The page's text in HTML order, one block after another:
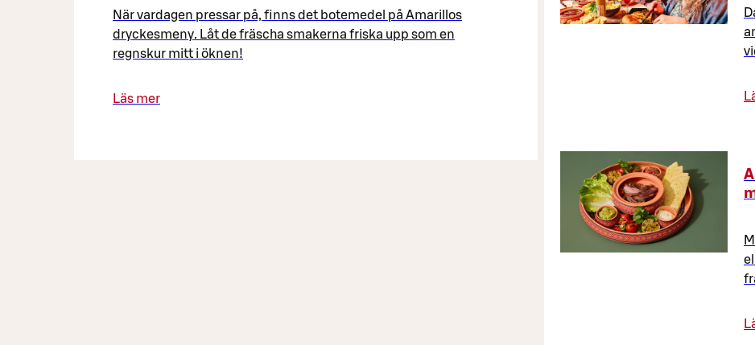
När vardagen pressar på, finns det botemedel på Amarillos
dryckesmeny. Låt de fräscha smakerna friska upp som en
regnskur mitt i öknen!
Läs mer